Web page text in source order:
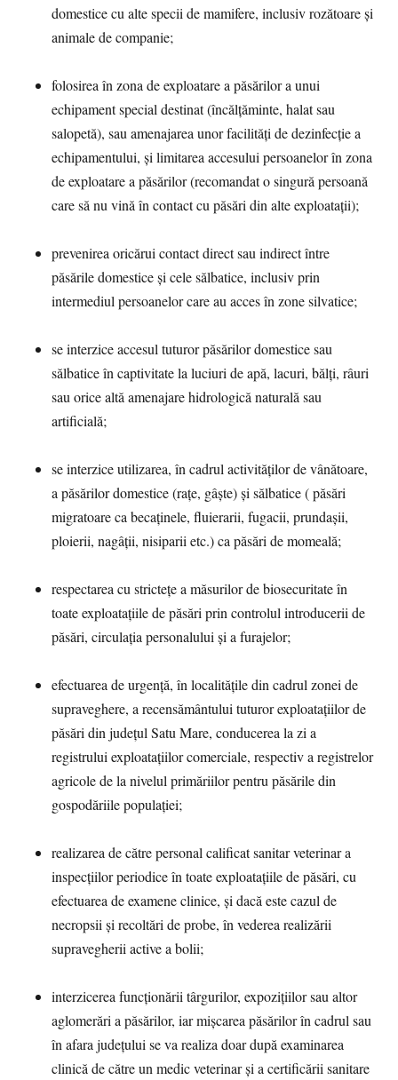
domestice cu alte specii de mamifere, inclusiv rozătoare și
animale de companie;
folosirea în zona de exploatare a păsărilor a unui
echipament special destinat (încălțăminte, halat sau
salopetă), sau amenajarea unor facilități de dezinfecție a
echipamentului, și limitarea accesului persoanelor în zona
de exploatare a păsărilor (recomandat o singură persoană
care să nu vină în contact cu păsări din alte exploatații);
prevenirea oricărui contact direct sau indirect între
păsările domestice și cele sălbatice, inclusiv prin
intermediul persoanelor care au acces în zone silvatice;
se interzice accesul tuturor păsărilor domestice sau
sălbatice în captivitate la luciuri de apă, lacuri, bălți, râuri
sau orice altă amenajare hidrologică naturală sau
artificială;
se interzice utilizarea, în cadrul activităților de vânătoare,
a păsărilor domestice (rațe, gâște) și sălbatice ( păsări
migratoare ca becaținele, fluierarii, fugacii, prundașii,
ploierii, nagâții, nisiparii etc.) ca păsări de momeală;
respectarea cu strictețe a măsurilor de biosecuritate în
toate exploatațiile de păsări prin controlul introducerii de
păsări, circulația personalului și a furajelor;
efectuarea de urgență, în localitățile din cadrul zonei de
supraveghere, a recensământului tuturor exploatațiilor de
păsări din județul Satu Mare, conducerea la zi a
registrului exploatațiilor comerciale, respectiv a registrelor
agricole de la nivelul primăriilor pentru păsările din
gospodăriile populației;
realizarea de către personal calificat sanitar veterinar a
inspecțiilor periodice în toate exploatațiile de păsări, cu
efectuarea de examene clinice, și dacă este cazul de
necropsii și recoltări de probe, în vederea realizării
supravegherii active a bolii;
interzicerea funcționării târgurilor, expozițiilor sau altor
aglomerări a păsărilor, iar mișcarea păsărilor în cadrul sau
în afara județului se va realiza doar după examinarea
clinică de către un medic veterinar și a certificării sanitare